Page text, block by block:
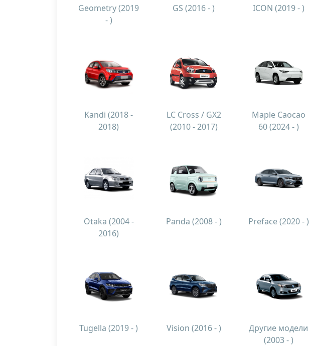
Geometry (2019
- )
GS (2016 - ) ICON (2019 - )
Kandi (2018 -
2018)
LC Cross / GX2
(2010 - 2017)
Maple Caocao
60 (2024 - )
Otaka (2004 -
2016)
Panda (2008 - ) Preface (2020 - )
Tugella (2019 - ) Vision (2016 - )
Другие модели
(2003 - )